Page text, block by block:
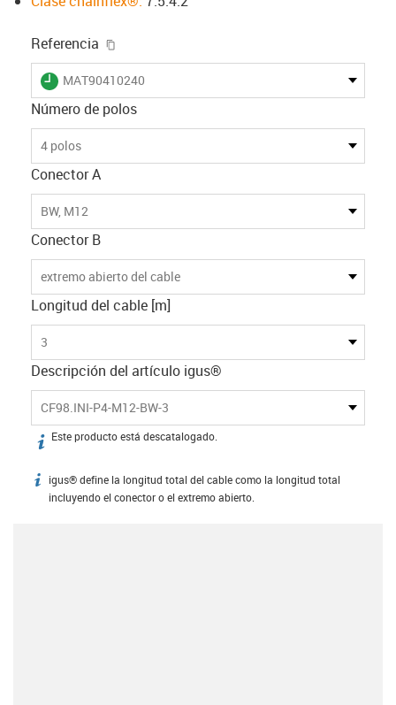
Referencia
igus-icon-lieferzeit
MAT90410240
Número de polos
4 polos
Conector A
BW, M12
Conector B
extremo abierto del cable
Longitud del cable [m]
3
Descripción del artículo igus®
CF98.INI-P4-M12-BW-3
igus-icon-info
Este producto está descatalogado.
igus-icon-info
igus® define la longitud total del cable como la longitud total
incluyendo el conector o el extremo abierto.